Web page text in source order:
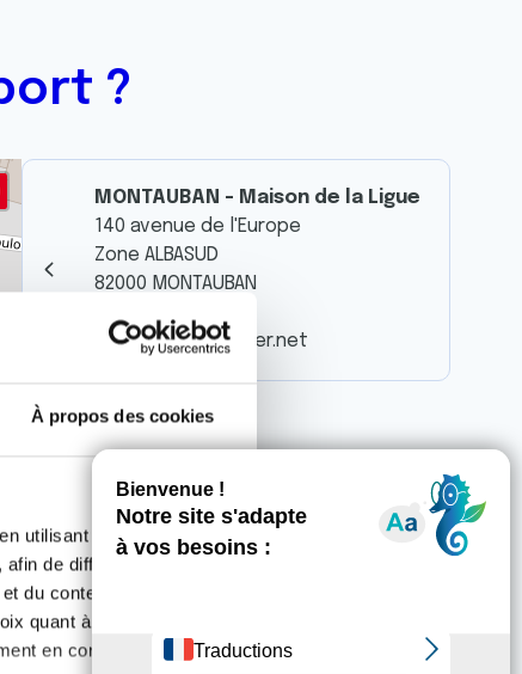
À propos des cookies
utilisant des
de diffuser des
du contenu, ainsi que de
quant à l'utilisation de
en consultant la
?
MONTAUBAN - Maison de la Ligue
140 avenue de l'Europe
Zone ALBASUD
82000 MONTAUBAN
cd82@ligue-cancer.net